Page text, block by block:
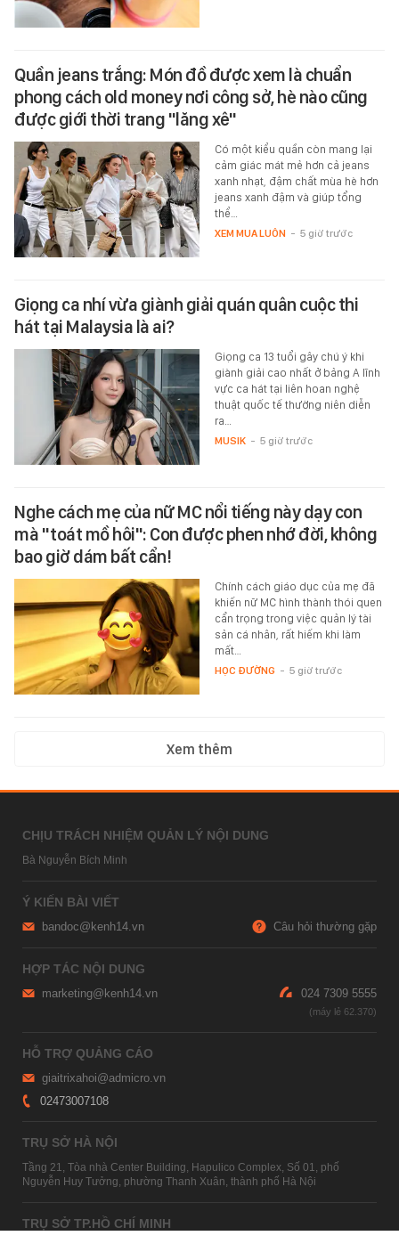
Quần jeans trắng: Món đồ được xem là chuẩn
phong cách old money nơi công sở, hè nào cũng
được giới thời trang "lăng xê"
Có một kiểu quần còn mang lại
cảm giác mát mẻ hơn cả jeans
xanh nhạt, đậm chất mùa hè hơn
jeans xanh đậm và giúp tổng
thể…
XEM MUA LUÔN - 5 giờ trước
Giọng ca nhí vừa giành giải quán quân cuộc thi
hát tại Malaysia là ai?
Giọng ca 13 tuổi gây chú ý khi
giành giải cao nhất ở bảng A lĩnh
vực ca hát tại liên hoan nghệ
thuật quốc tế thường niên diễn
ra…
MUSIK - 5 giờ trước
Nghe cách mẹ của nữ MC nổi tiếng này dạy con
mà "toát mồ hôi": Con được phen nhớ đời, không
bao giờ dám bất cẩn!
Chính cách giáo dục của mẹ đã
khiến nữ MC hình thành thói quen
cẩn trọng trong việc quản lý tài
sản cá nhân, rất hiếm khi làm
mất…
HỌC ĐƯỜNG - 5 giờ trước
Xem thêm
CHỊU TRÁCH NHIỆM QUẢN LÝ NỘI DUNG
Bà Nguyễn Bích Minh
Ý KIẾN BÀI VIẾT
bandoc@kenh14.vn Câu hỏi thường gặp
HỢP TÁC NỘI DUNG
marketing@kenh14.vn 024 7309 5555
HỖ TRỢ QUẢNG CÁO
giaitrixahoi@admicro.vn
02473007108
TRỤ SỞ HÀ NỘI
Tầng 21, Tòa nhà Center Building, Hapulico Complex, Số 01, phố
Nguyễn Huy Tưởng, phường Thanh Xuân, thành phố Hà Nội
TRỤ SỞ TP.HỒ CHÍ MINH